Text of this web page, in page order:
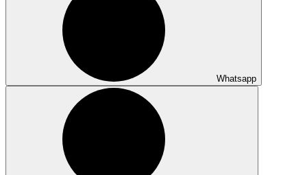
Whatsapp